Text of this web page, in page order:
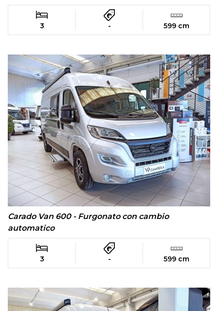
3 - 599 cm
Carado Van 600 - Furgonato con cambio
automatico
3 - 599 cm